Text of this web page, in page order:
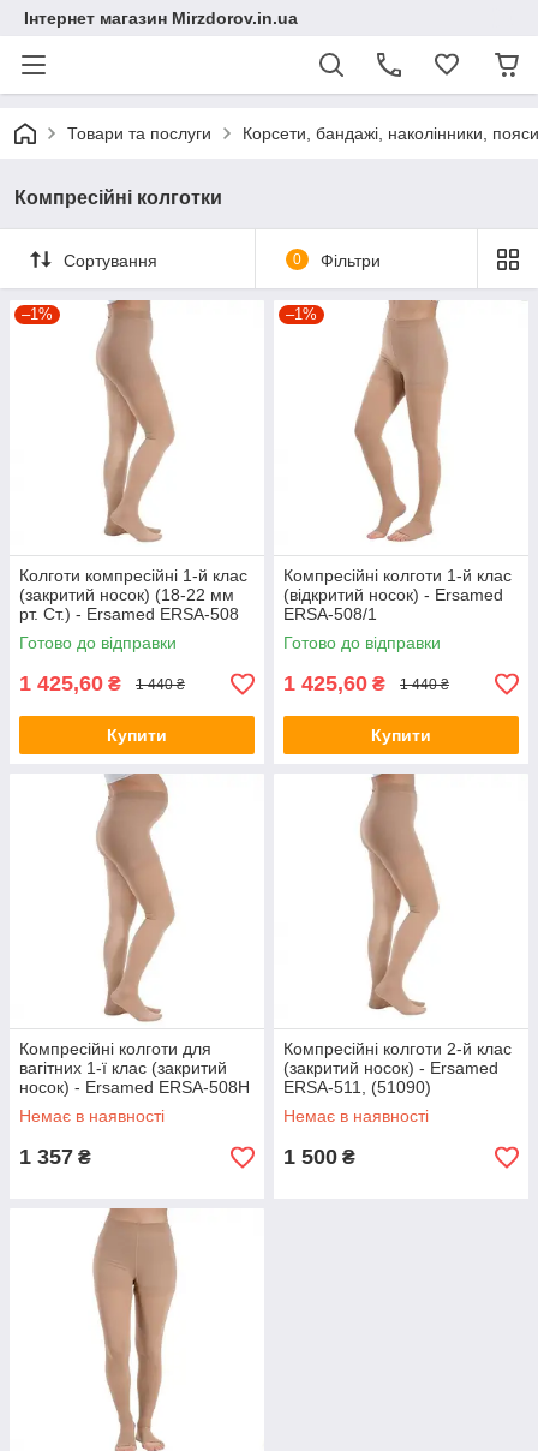
Інтернет магазин Mirzdorov.in.ua
Товари та послуги Корсети, бандажі, наколінники,
Компресійні колготки
Сортування 0 Фільтри
–1%
Колготи компресійні 1-й клас
(закритий носок) (18-22 мм
рт. Ст.) - Ersamed ERSA-508
Готово до відправки
1 425,60 ₴ 1 440 ₴
Купити
–1%
Компресійні колготи 1-й клас
(відкритий носок) - Ersamed
ERSA-508/1
Готово до відправки
1 425,60 ₴ 1 440 ₴
Купити
Компресійні колготи для
вагітних 1-ї клас (закритий
носок) - Ersamed ERSA-508H
Немає в наявності
1 357 ₴
Компресійні колготи 2-й клас
(закритий носок) - Ersamed
ERSA-511, (51090)
Немає в наявності
1 500 ₴